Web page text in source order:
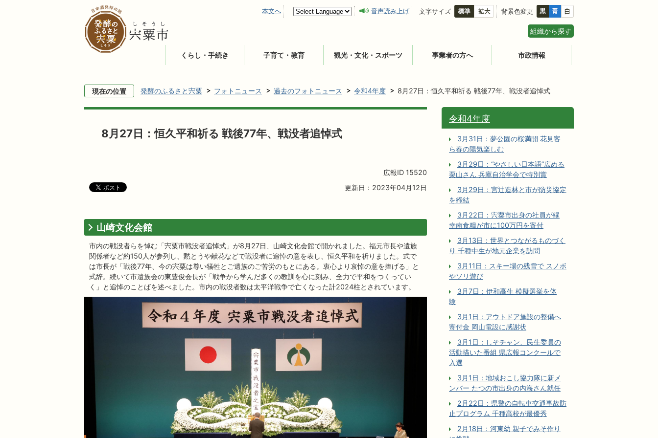
本文へ 音声読み上げ 文字サイズ 背景色変更
組織から探す
くらし・手続き 子育て・教育 観光・文化・スポーツ 事業者の方へ 市政情報
現在の位置 発酵のふるさと宍粟 フォトニュース 過去のフォトニュース 令和4年度 8月27日：恒久平和祈る 戦後77年、戦没者追悼式
8月27日：恒久平和祈る 戦後77年、戦没者追悼式
広報ID 15520
更新日：2023年04月12日
山崎文化会館
市内の戦没者らを悼む「宍粟市戦没者追悼式」が8月27日、山崎文化会館で開かれました。福元市長や遺族
関係者など約150人が参列し、黙とうや献花などで戦没者に追悼の意を表し、恒久平和を祈りました。式で
は市長が「戦後77年、今の宍粟は尊い犠牲とご遺族のご苦労のもとにある。衷心より哀悼の意を捧げる」と
式辞。続いて市遺族会の東豊俊会長が「戦争から学んだ多くの教訓を心に刻み、全力で平和をつくってい
く」と追悼のことばを述べました。市内の戦没者数は太平洋戦争で亡くなった計2024柱とされています。
令和4年度
3月31日：夢公園の桜満開 花見客
ら春の陽気楽しむ
3月29日：“やさしい日本語”広める
栗山さん 兵庫自治学会で特別賞
3月29日：宮辻󠄀造林と市が防災協定
を締結
3月22日：宍粟市出身の社員が縁
幸南食糧が市に100万円を寄付
3月13日：世界とつながるものづく
り 千種中生が地元企業を訪問
3月11日：スキー場の残雪で スノボ
やソリ遊び
3月7日：伊和高生 模擬選挙を体
験
3月1日：アウトドア施設の整備へ
寄付金 岡山電設に感謝状
3月1日：しそチャン、民生委員の
活動描いた番組 県広報コンクールで
入選
3月1日：地域おこし協力隊に新メ
ンバー たつの市出身の内海さん就任
2月22日：県警の自転車交通事故防
止プログラム 千種高校が最優秀
2月18日：河東幼 親子でみそ作り